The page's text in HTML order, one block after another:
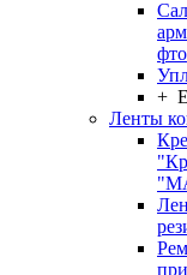
+
Ленты